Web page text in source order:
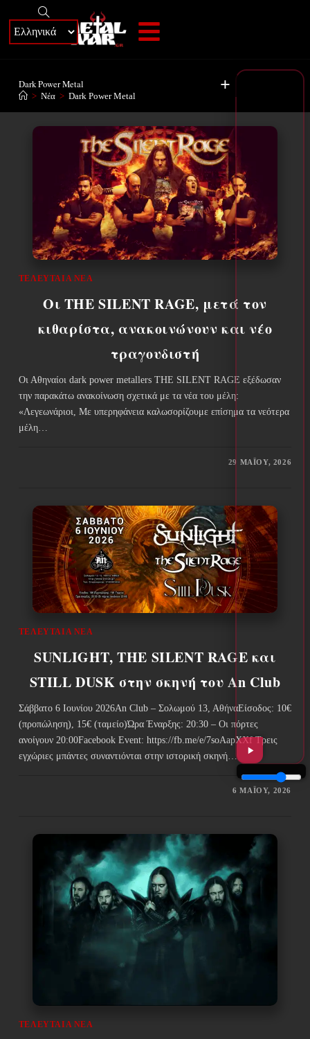
+
Dark Power Metal
> Νέα > Dark Power Metal
ΤΕΛΕΥΤΑΊΑ ΝΈΑ
Οι THE SILENT RAGE, μετά τον
κιθαρίστα, ανακοινώνουν και νέο
τραγουδιστή
Οι Αθηναίοι dark power metallers THE SILENT RAGE εξέδωσαν
την παρακάτω ανακοίνωση σχετικά με τα νέα του μέλη:
«Λεγεωνάριοι, Με υπερηφάνεια καλωσορίζουμε επίσημα τα νεότερα
μέλη…
29 ΜΑΪ́ΟΥ, 2026
ΤΕΛΕΥΤΑΊΑ ΝΈΑ
SUNLIGHT, THE SILENT RAGE και
STILL DUSK στην σκηνή του An Club
Σάββατο 6 Ιουνίου 2026An Club – Σολωμού 13, ΑθήναΕίσοδος: 10€
(προπώληση), 15€ (ταμείο)Ώρα Έναρξης: 20:30 – Οι πόρτες
ανοίγουν 20:00Facebook Event: https://fb.me/e/7soAapXXf Τρεις
εγχώριες μπάντες συναντιόνται στην ιστορική σκηνή…
6 ΜΑΪ́ΟΥ, 2026
ΤΕΛΕΥΤΑΊΑ ΝΈΑ